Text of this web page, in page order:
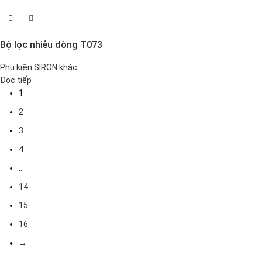
Bộ lọc nhiễu dòng T073
Phụ kiện SIRON khác
Đọc tiếp
1
2
3
4
…
14
15
16
→